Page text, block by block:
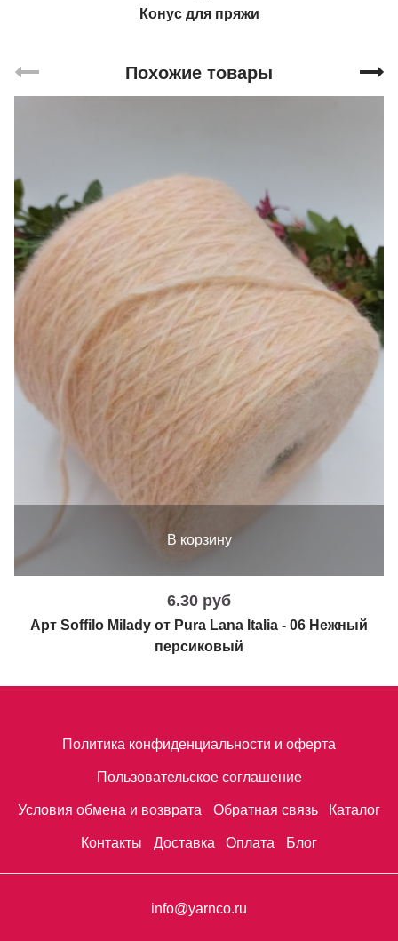
Конус для пряжи
Похожие товары
В корзину
6.30 руб
Арт Soffilo Milady от Pura Lana Italia - 06 Нежный
персиковый
Политика конфиденциальности и оферта
Пользовательское соглашение
Условия обмена и возврата Обратная связь Каталог
Контакты Доставка Оплата Блог
info@yarnco.ru